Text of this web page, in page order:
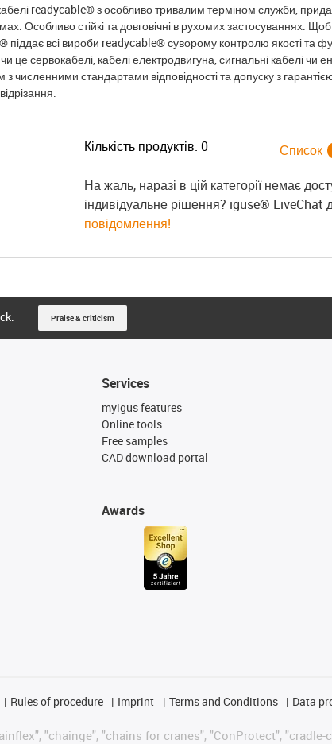
кабелі readycable® з особливо тривалим терміном служби,
Особливо стійкі та довговічні в рухомих застосуваннях.
піддає всі вироби readycable® суворому контролю якості та
це сервокабелі, кабелі електродвигуна, сигнальні кабелі чи
з численними стандартами відповідності та допуску з
Кількість продуктів: 0 Список
На жаль, наразі в цій категорії немає
індивідуальне рішення? iguse®
повідомлення!
Praise & criticism
Services
myigus features
Online tools
Free samples
CAD download portal
Awards
Rules of procedure Imprint Terms and Conditions Data
"chainge", "chains for cranes", "ConProtect",